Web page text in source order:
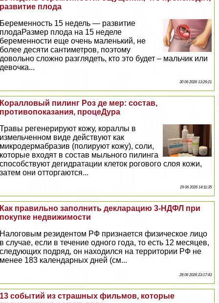
развитие плода
Беременность 15 недель — развитие
плодаРазмер плода на 15 неделе
беременности еще очень маленький, не
более десяти сантиметров, поэтому
довольно сложно разглядеть, кто это будет – мальчик или
дeвoчка...
30 06 2026 13:29:21
Коралловый пилинг Роз де мер: состав,
противопоказания, процеДypa
Травы регенерируют кожу, кораллы в
измельченном виде действуют как
микродермабразив (полируют кожу), соли,
которые входят в состав мыльного пилинга
способствуют дегидратации клеток рогового слоя кожи,
затем они отторгаются...
29 06 2026 14:11:35
Как правильно заполнить декларацию 3-НДФЛ при
покупке недвижимости
Налоговым резидентом РФ признается физическое лицо
в случае, если в течение одного года, то есть 12 месяцев,
следующих подряд, он находился на территории РФ не
менее 183 календарных дней (см...
28 06 2026 23:17:43
13 событий из страшных фильмов, которые